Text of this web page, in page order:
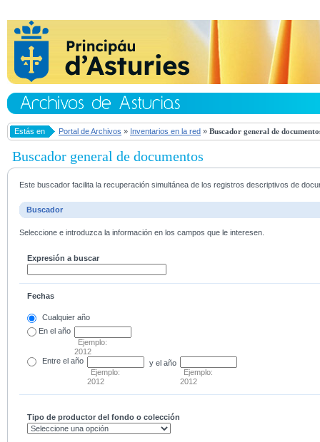
Estás en Portal de Archivos » Inventarios en la red » Buscador general de
Buscador general de documentos
Este buscador facilita la recuperación simultánea de los registros descriptivos de
Buscador
Seleccione e introduzca la información en los campos que le interesen.
Expresión a buscar
Fechas
Cualquier año
En el año
Ejemplo:
2012
Entre el año
Ejemplo:
2012
y el año
Ejemplo:
2012
Tipo de productor del fondo o colección